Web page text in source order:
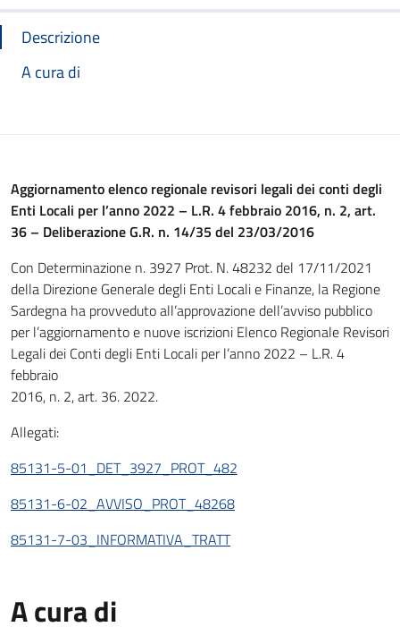
Descrizione
A cura di
Aggiornamento elenco regionale revisori legali dei conti degli
Enti Locali per l’anno 2022 – L.R. 4 febbraio 2016, n. 2, art.
36 – Deliberazione G.R. n. 14/35 del 23/03/2016
Con Determinazione n. 3927 Prot. N. 48232 del 17/11/2021
della Direzione Generale degli Enti Locali e Finanze, la Regione
Sardegna ha provveduto all’approvazione dell’avviso pubblico
per l’aggiornamento e nuove iscrizioni Elenco Regionale Revisori
Legali dei Conti degli Enti Locali per l’anno 2022 – L.R. 4
febbraio
2016, n. 2, art. 36. 2022.
Allegati:
85131-5-01_DET_3927_PROT_482
85131-6-02_AVVISO_PROT_48268
85131-7-03_INFORMATIVA_TRATT
A cura di